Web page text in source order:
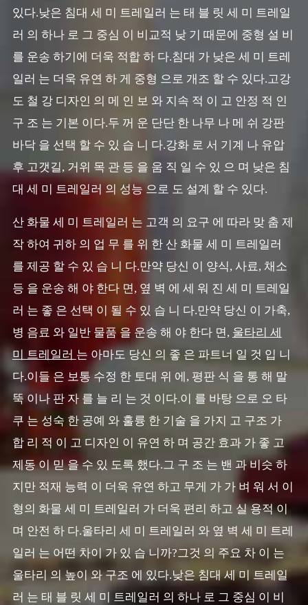
있다.낮은 침대 세 미 트레일러 는 태 블 릿 세 미 트레일
러 의 하나 로 그 중심 이 비교적 낮 기 때문에 중형 설 비
를 운송 하기에 더욱 적합 하 다.침대 가 낮은 세 미 트레
일러 는 더욱 유연 하 게 중형 으로 개조 할 수 있다.고강
도 철 강 디자인 의 메 인 보 와 지속 적 이 고 안정 적 인
구 조 는 기본 이다.두 꺼 운 단단 한 나무 나 메 쉬 강판
바닥 을 선택 할 수 있 습 니 다.강화 로 서 기계 나 유압
후 고갯길, 거위 목 관 등 을 움 직 일 수 있 으 며 낮은 침
대 세 미 트레일러 의 성능 으로 도 설계 할 수 있다.
산 화물 세 미 트레일러 는 고객 의 요구 에 따라 맞 춤 제
작 하여 귀하 의 업 무 를 위 한 산 화물 세 미 트레일러
를 제공 할 수 있 습 니 다.만약 당신 이 양식, 사료, 채소
등 을 운송 해 야 한다 면, 옆 벽 에 세 워 진 세 미 트레일
러 는 좋 은 선택 이 될 수 있 습 니 다.만약 당신 이 가축,
병 음료 와 일반 물품 을 운송 해 야 한다 면, 울타리 세
미 트레일러 는 아마도 당신 의 좋 은 파트너 일 것 입 니
다.이들 은 보통 수정 한 토대 위 에, 평판 식 을 통 해 말
뚝 이나 판 자 를 늘 리 는 것 이다.이 를 바탕 으로 오 타
쿠 는 성숙 한 공예 와 훌륭 한 기술 을 가지 고 구조 가
합 리 적 이 고 디자인 이 유연 하 며 공간 효과 가 좋 고
제동 이 믿 을 수 있 도록 했다.그 구 조 는 밴 과 비슷 하
지만 적재 능력 이 더욱 유연 하고 무게 가 가 벼 워 서 이
형의 화물 세 미 트레일러 가 더욱 편리 하고 실 용적 이
며 안전 하 다.울타리 세 미 트레일러 와 옆 벽 세 미 트레
일러 는 어떤 차이 가 있 습 니까?그것 의 주요 차 이 는
울타리 의 높이 와 구조 에 있다.낮은 침대 세 미 트레일
러 는 태 블 릿 세 미 트레일러 의 하나 로 그 중심 이 비